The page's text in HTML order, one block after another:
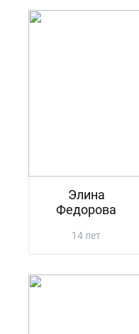
Элина
Федорова
14 лет